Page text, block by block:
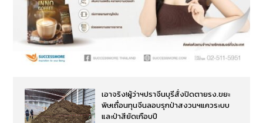
เอาจริง!ผู้ว่าฯปราจีนบุรีสั่งปิดตายรง.ขยะ
พิษเถื่อนทุนจีนลอบรุกป่าสงวนฯแควระบบ
และป่าสียัดเกือบปี